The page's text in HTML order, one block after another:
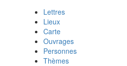
Lettres
Lieux
Carte
Ouvrages
Personnes
Thèmes